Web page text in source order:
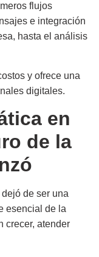
flujos
e integración
hasta el análisis
y ofrece una
digitales.
en
de la
de ser una
esencial de la
crecer, atender